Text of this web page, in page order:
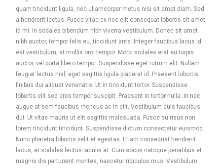
quam tincidunt ligula, nec ullamcorper metus nisi sit amet diam. Sed
a hendrerit lectus. Fusce vitae ex nec elit consequat lobortis sit amet
id mi. In sodales bibendum nibh viverra vestibulum. Donec sit amet
nibh auctor, tempor felis eu, tincidunt ante. Integer faucibus lacus id
est vestibulum, at mollis orci tempor. Morbi sodales erat eu turpis
auctor, vel porta libero tempor. Suspendisse eget rutrum elit. Nullam
feugiat lectus nisl, eget sagittis ligula placerat id. Praesent lobortis
finibus dui aliquet venenatis. Ut in tincidunt tortor. Suspendisse
lobortis elit sed eros tempor suscipit. Praesent in tortor nulla. In nec
augue at sem faucibus rhoncus ac in elit. Vestibulum quis faucibus
dui. Ut vitae mauris ut elit sagittis malesuada. Fusce eu risus non
lorem tincidunt tincidunt. Suspendisse dictum consectetur euismod.
Nunc pharetra lobortis velit et egestas. Etiam consequat hendrerit
lacus, et sodales lectus iaculis at. Cum sociis natoque penatibus et
magnis dis parturient montes, nascetur ridiculus mus. Vestibulum